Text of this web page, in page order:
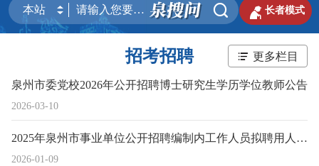
  长者模式
招考招聘 更多栏目
2026-03-10
泉州市委党校2026年公开招聘博士研究生学历学位教师公告
2026-01-09
2025年泉州市事业单位公开招聘编制内工作人员拟聘用人员公示（十八）